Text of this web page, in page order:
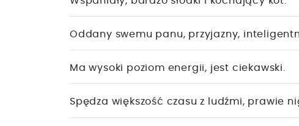
Oddany swemu panu, przyjazny,
Ma wysoki poziom energii, jest ciekawski.
Spędza większość czasu z ludźmi, prawie